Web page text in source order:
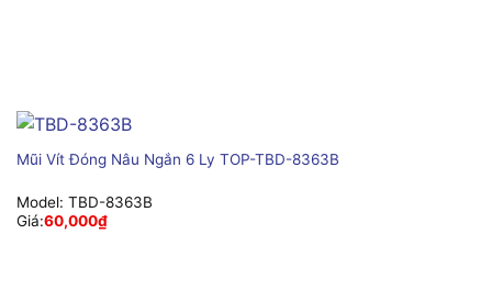
Mũi Vít Đóng Nâu Ngắn 6 Ly TOP-TBD-8363B
Model: TBD-8363B
Giá:60,000₫